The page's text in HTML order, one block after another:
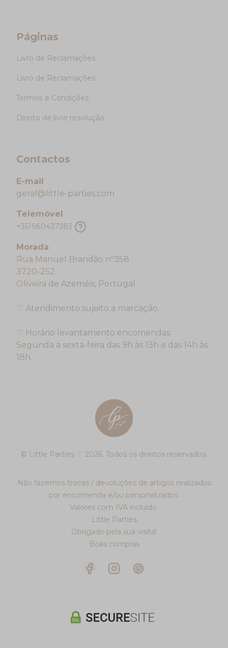
© Little Parties ♡ 2026. Todos os direitos reservados.
Não fazemos trocas / devoluções de artigos realizados
por encomenda e/ou personalizados.
Valores com IVA incluído.
Little Parties
Obrigado pela sua visita!
Boas compras
Páginas
Livro de Reclamações
Livro de Reclamações
Termos e Condições
Direito de livre resolução
Contactos
E-mail
geral@little-parties.com
Telemóvel
+351960437383
Morada
Rua Manuel Brandão nº358
3720-252
Oliveira de Azeméis, Portugal
♡ Atendimento sujeito a marcação.
♡ Horário levantamento encomendas:
Segunda a sexta-feira das 9h às 13h e das 14h às
18h.